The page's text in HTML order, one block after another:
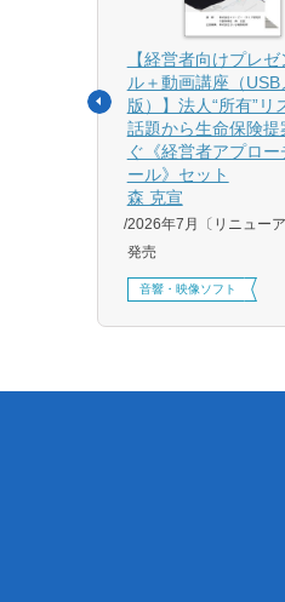
【経営者向けプレ
ル＋動画講座（USB
版）】法人“所有”リ
話題から生命保険提
ぐ《経営者アプロー
ール》セット
森 克宣
2026年7月〔リニューア
発売
音響・映像ソフト